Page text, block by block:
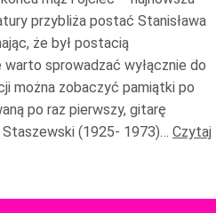
przybliża postać Stanisława
że był postacią
sprowadzać wyłącznie do
można zobaczyć pamiątki po
po raz pierwszy, gitarę
(1925- 1973)… Czytaj